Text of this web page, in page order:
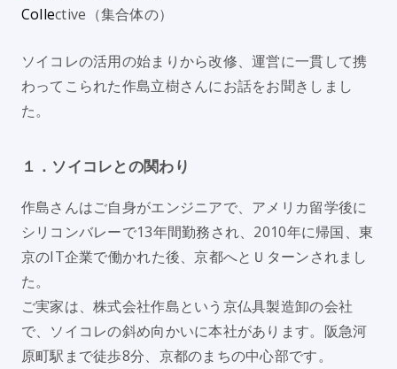
Collective（集合体の）
ソイコレの活用の始まりから改修、運営に一貫して携
わってこられた作島立樹さんにお話をお聞きしまし
た。
１．ソイコレとの関わり
作島さんはご自身がエンジニアで、アメリカ留学後に
シリコンバレーで13年間勤務され、2010年に帰国、東
京のIT企業で働かれた後、京都へとＵターンされまし
た。
ご実家は、株式会社作島という京仏具製造卸の会社
で、ソイコレの斜め向かいに本社があります。阪急河
原町駅まで徒歩8分、京都のまちの中心部です。